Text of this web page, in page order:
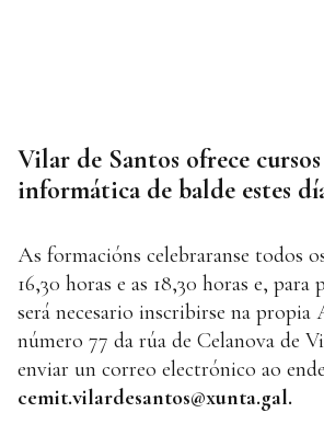
Vilar de Santos ofrece
informática de balde estes
As formacións celebraranse todos
16,30 horas e as 18,30 horas e,
será necesario inscribirse na
número 77 da rúa de Celanova de
enviar un correo electrónico ao
cemit.vilardesantos@xunta.gal.